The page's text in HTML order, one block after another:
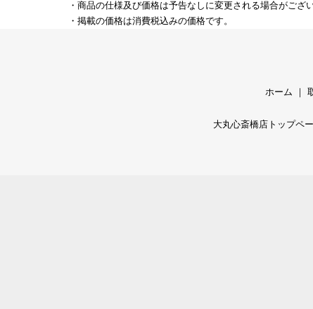
・商品の仕様及び価格は予告なしに変更される場合がござ
・掲載の価格は消費税込みの価格です。
ホーム ｜
大丸心斎橋店トップペ